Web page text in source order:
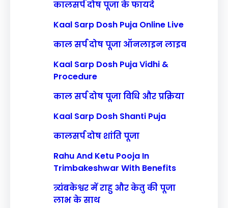
कालसर्प दोष पूजा के फायदे
Kaal Sarp Dosh Puja Online Live
काल सर्प दोष पूजा ऑनलाइन लाइव
Kaal Sarp Dosh Puja Vidhi &
Procedure
काल सर्प दोष पूजा विधि और प्रक्रिया
Kaal Sarp Dosh Shanti Puja
कालसर्प दोष शांति पूजा
Rahu And Ketu Pooja In
Trimbakeshwar With Benefits
त्र्यंबकेश्वर में राहु और केतु की पूजा
लाभ के साथ